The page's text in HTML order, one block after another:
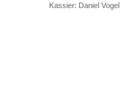
Daniel Vogel